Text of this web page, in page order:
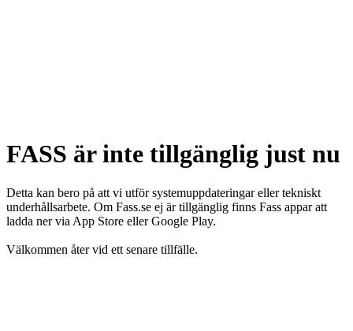
FASS är inte tillgänglig just nu
Detta kan bero på att vi utför systemuppdateringar eller tekniskt
underhållsarbete. Om Fass.se ej är tillgänglig finns Fass appar att
ladda ner via App Store eller Google Play.
Välkommen åter vid ett senare tillfälle.